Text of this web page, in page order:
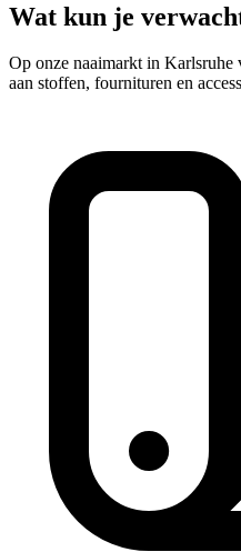
Wat kun je
Op onze naaimarkt in Karlsruhe
aan stoffen, fournituren en